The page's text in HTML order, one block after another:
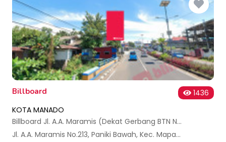
Billboard
1436
KOTA MANADO
Billboard Jl. A.A. Maramis (Dekat Gerbang BTN Nusantara) A
Jl. A.A. Maramis No.213, Paniki Bawah, Kec. Mapanget, Kota Manado, Sulawesi Utara, Indonesia